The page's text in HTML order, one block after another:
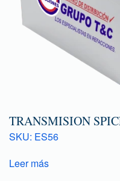
TRANSMISION
SKU: ES56
Leer más